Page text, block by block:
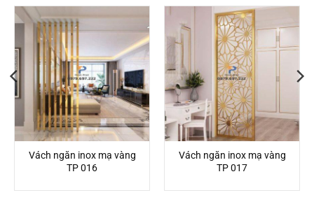
Vách ngăn inox mạ vàng
TP 016
Vách ngăn inox mạ vàng
TP 017